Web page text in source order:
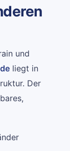
und
liegt in
Der